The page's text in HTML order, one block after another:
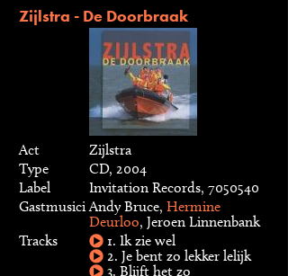
Zijlstra - De Doorbraak
Act
Zijlstra
Type
CD, 2004
Label
Invitation Records, 7050540
Gastmusici Andy Bruce, Hermine
Deurloo, Jeroen Linnenbank
Tracks
1. Ik zie wel
2. Je bent zo lekker lelijk
3. Blijft het zo